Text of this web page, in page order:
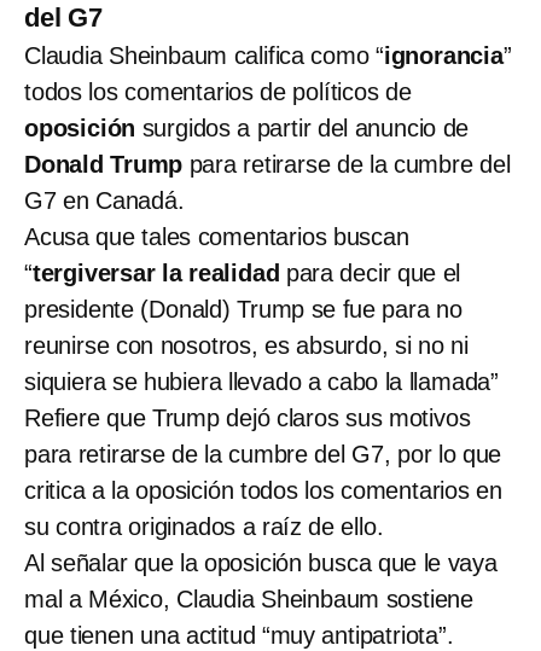
del G7
Claudia Sheinbaum califica como “ignorancia”
todos los comentarios de políticos de
oposición surgidos a partir del anuncio de
Donald Trump para retirarse de la cumbre del
G7 en Canadá.
Acusa que tales comentarios buscan
“tergiversar la realidad para decir que el
presidente (Donald) Trump se fue para no
reunirse con nosotros, es absurdo, si no ni
siquiera se hubiera llevado a cabo la llamada”
Refiere que Trump dejó claros sus motivos
para retirarse de la cumbre del G7, por lo que
critica a la oposición todos los comentarios en
su contra originados a raíz de ello.
Al señalar que la oposición busca que le vaya
mal a México, Claudia Sheinbaum sostiene
que tienen una actitud “muy antipatriota”.